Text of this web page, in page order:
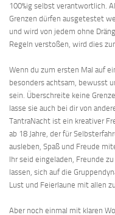
100%ig selbst verantwortlich.
Grenzen dürfen ausgetestet
und wird von jedem ohne
Regeln verstoßen, wird dies
Wenn du zum ersten Mal auf
besonders achtsam, bewusst
sein. Überschreite keine
lasse sie auch bei dir von
TantraNacht ist ein kreativer
ab 18 Jahre, der für
ausleben, Spaß und Freude
Ihr seid eingeladen, Freunde
lassen, sich auf die
Lust und Feierlaune mit allen
Aber noch einmal mit klaren